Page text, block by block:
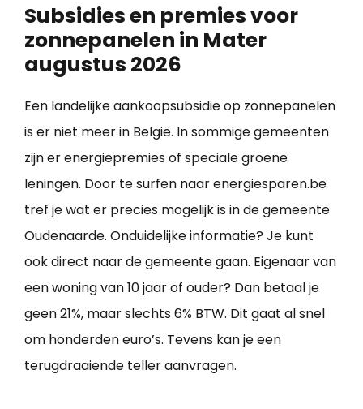
Subsidies en premies voor
zonnepanelen in Mater
augustus 2026
Een landelijke aankoopsubsidie op zonnepanelen
is er niet meer in België. In sommige gemeenten
zijn er energiepremies of speciale groene
leningen. Door te surfen naar energiesparen.be
tref je wat er precies mogelijk is in de gemeente
Oudenaarde. Onduidelijke informatie? Je kunt
ook direct naar de gemeente gaan. Eigenaar van
een woning van 10 jaar of ouder? Dan betaal je
geen 21%, maar slechts 6% BTW. Dit gaat al snel
om honderden euro’s. Tevens kan je een
terugdraaiende teller aanvragen.